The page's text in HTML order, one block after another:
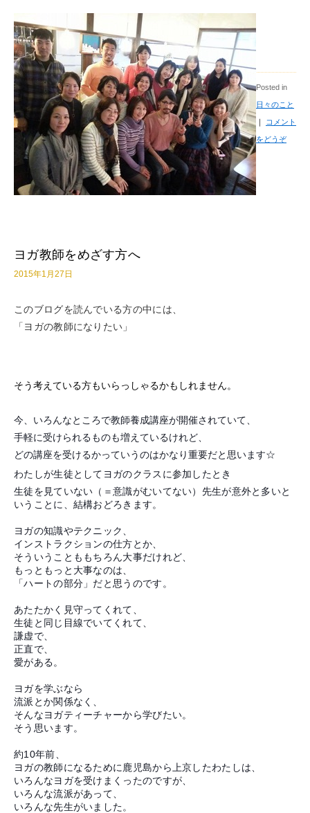
Posted in
日々のこと
｜ コメント
をどうぞ
ヨガ教師をめざす方へ
2015年1月27日
このブログを読んでいる方の中には、
「ヨガの教師になりたい」
そう考えている方もいらっしゃるかもしれません。
今、いろんなところで教師養成講座が開催されていて、
手軽に受けられるものも増えているけれど、
どの講座を受けるかっていうのはかなり重要だと思います☆
わたしが生徒としてヨガのクラスに参加したとき
生徒を見ていない（＝意識がむいてない）先生が意外と多いと
いうことに、結構おどろきます。
ヨガの知識やテクニック、
インストラクションの仕方とか、
そういうことももちろん大事だけれど、
もっともっと大事なのは、
「ハートの部分」だと思うのです。
あたたかく見守ってくれて、
生徒と同じ目線でいてくれて、
謙虚で、
正直で、
愛がある。
ヨガを学ぶなら
流派とか関係なく、
そんなヨガティーチャーから学びたい。
そう思います。
約10年前、
ヨガの教師になるために鹿児島から上京したわたしは、
いろんなヨガを受けまくったのですが、
いろんな流派があって、
いろんな先生がいました。